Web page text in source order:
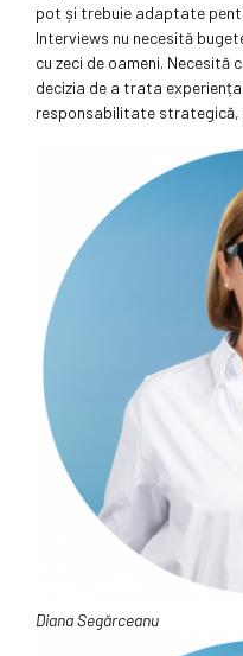
pot și trebuie adaptate
Interviews nu necesită
cu zeci de oameni. Necesită
decizia de a trata
responsabilitate strategică,
Diana Segărceanu